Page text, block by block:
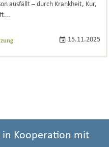
ausfällt – durch Krankheit, Kur,
15.11.2025
in Kooperation mit